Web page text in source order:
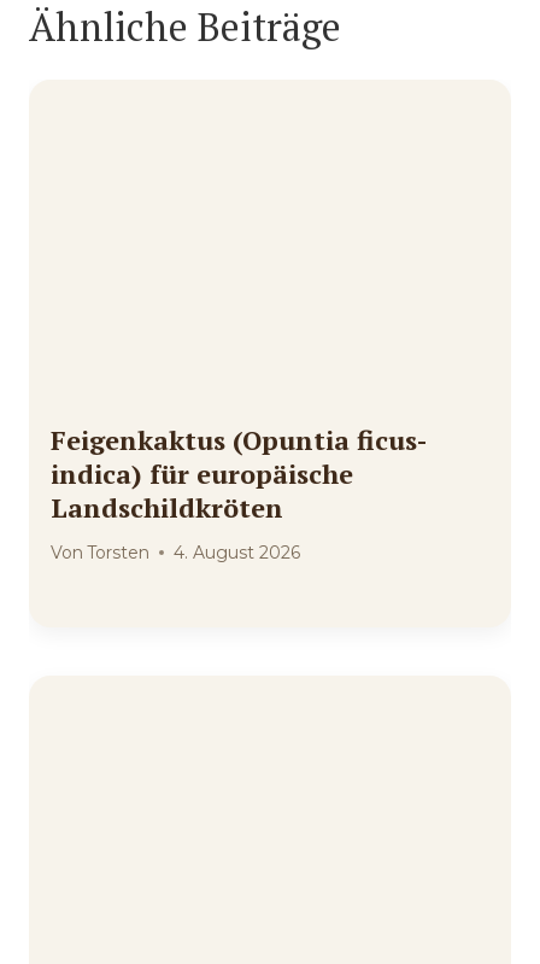
Ähnliche Beiträge
Feigenkaktus (Opuntia ficus-
indica) für europäische
Landschildkröten
Von Torsten 4. August 2026